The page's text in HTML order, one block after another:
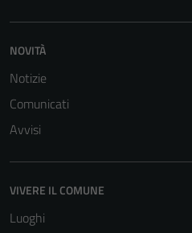
NOVITÀ
Notizie
Comunicati
Avvisi
VIVERE IL COMUNE
Luoghi